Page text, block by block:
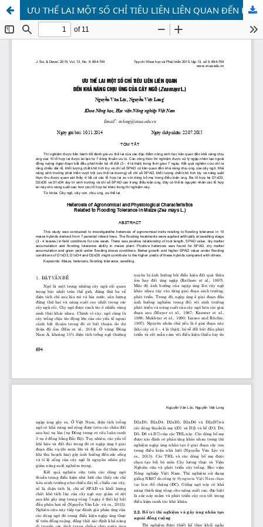
ƯU THẾ LAI MỘT SỐ CHỈ TIÊU LIÊN LIÊN QUAN ĐẾN KHẢ NĂNG CHỊU ÚNG CỦA CÂY NGÔ (ZeamaysL.)